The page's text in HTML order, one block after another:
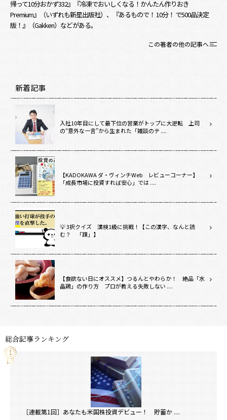
帰って10分おかず332』『冷凍でおいしくなる！かんたん作りおき
Premium』（いずれも新星出版社）、『あるもので！ 10分！ で500品決定
版！』（Gakken）などがある。
この著者の他の記事へ
新着記事
入社10年目にして最下位の営業がトップに大逆転 上司
の“意外な一言”から生まれた「雑談のテ ....
【KADOKAWA ダ・ヴィンチWeb レビューコーナー】
「成長市場に投資すれば安心」では ....
💡 3択クイズ 漢検1級に挑戦！【この漢字、なんと読
む？ 「踝」】
【食欲ない日にオススメ】つるんとやわらか！ 絶品「水
晶鶏」の作り方 プロが教える失敗しない ....
総合記事ランキング
［連載第1回］あなたも米国株投資デビュー！ 貯蓄か ....